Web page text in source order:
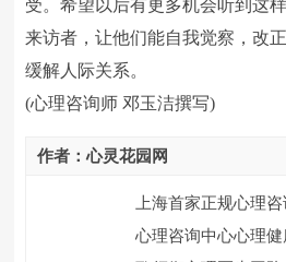
受。希望以后有更多机会听到这
来访者，让他们能自我觉察，改
缓解人际关系。
(心理咨询师 邓玉洁撰写)
作者：心灵花园网
上海首家正规心理
心理咨询中心心理